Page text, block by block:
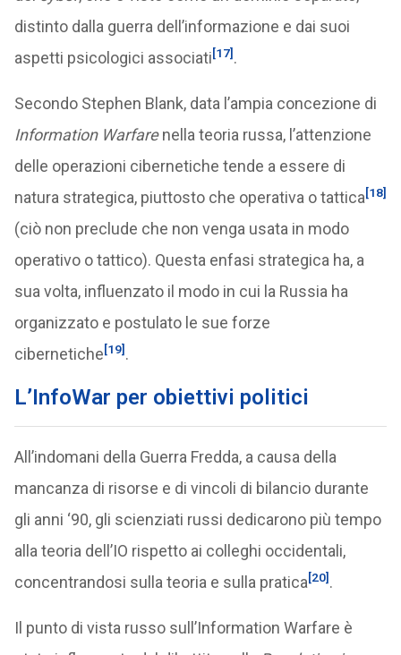
distinto dalla guerra dell’informazione e dai suoi
aspetti psicologici associati[17] .
Secondo Stephen Blank, data l’ampia concezione di
Information Warfarenella teoria russa, l’attenzione
delle operazioni cibernetiche tende a essere di
natura strategica, piuttosto che operativa o tattica[18]
(ciò non preclude che non venga usata in modo
operativo o tattico). Questa enfasi strategica ha, a
sua volta, influenzato il modo in cui la Russia ha
organizzato e postulato le sue forze
cibernetiche[19] .
L’InfoWar per obiettivi politici
All’indomani della Guerra Fredda, a causa della
mancanza di risorse e di vincoli di bilancio durante
gli anni ‘90, gli scienziati russi dedicarono più tempo
alla teoria dell’IO rispetto ai colleghi occidentali,
concentrandosi sulla teoria e sulla pratica[20] .
Il punto di vista russo sull’Information Warfare è